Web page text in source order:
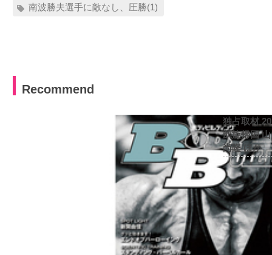
南波勝夫選手に敵なし、圧勝(1)
Recommend
独占取材
凱旋帰国
尚隆 ほか